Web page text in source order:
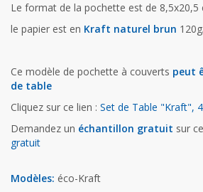
Le format de la pochette est de 8,5x20,5
le papier est en Kraft naturel brun
Ce modèle de pochette à couverts peut
de table
Cliquez sur ce lien : Set de Table "Kraft",
Demandez un échantillon gratuit sur
gratuit
Modèles: éco-Kraft